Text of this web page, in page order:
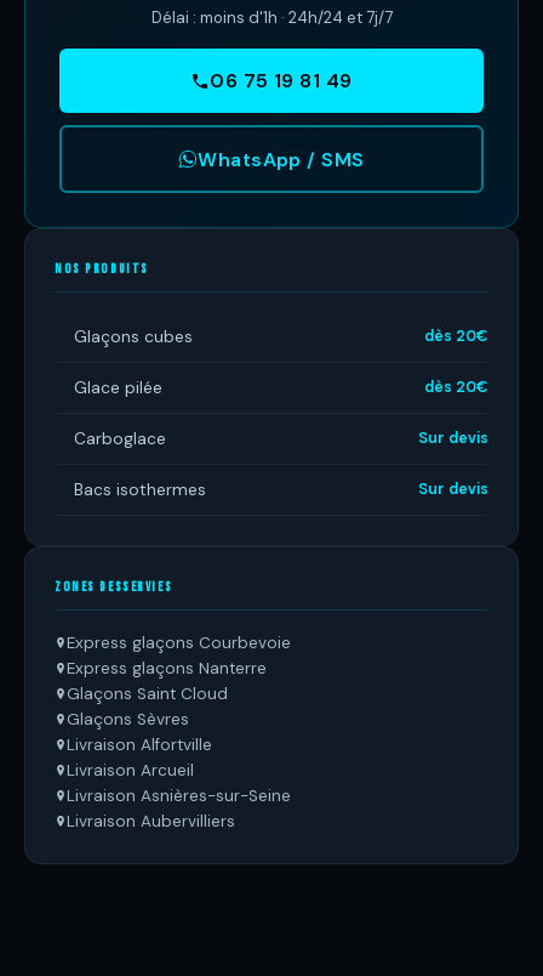
Délai : moins d'1h · 24h/24 et 7j/7
06 75 19 81 49
WhatsApp / SMS
NOS PRODUITS
Glaçons cubes dès 20€
Glace pilée dès 20€
Carboglace Sur devis
Bacs isothermes Sur devis
ZONES DESSERVIES
Express glaçons Courbevoie
Express glaçons Nanterre
Glaçons Saint Cloud
Glaçons Sèvres
Livraison Alfortville
Livraison Arcueil
Livraison Asnières-sur-Seine
Livraison Aubervilliers